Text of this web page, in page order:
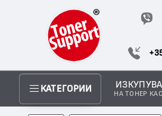
КАТЕГОРИИ НА ТОНЕР